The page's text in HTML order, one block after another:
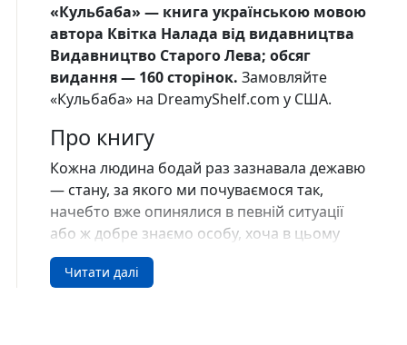
«Кульбаба» — книга українською мовою
автора Квітка Налада від видавництва
Видавництво Старого Лева; обсяг
видання — 160 сторінок. Замовляйте
«Кульбаба» на DreamyShelf.com у США.
Про книгу
Кожна людина бодай раз зазнавала дежавю
— стану, за якого ми почуваємося так,
начебто вже опинялися в певній ситуації
або ж доб­ре знаємо особу, хоча в цьому
житті не могли з нею перетинатися.
Примарно впізнавані запахи, звуки,
Читати далі